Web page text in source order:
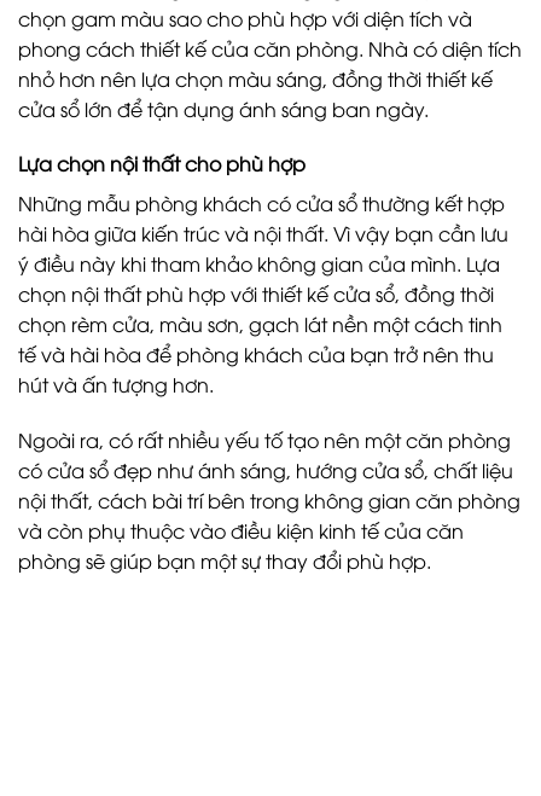
chọn gam màu sao cho phù hợp với diện tích và
phong cách thiết kế của căn phòng. Nhà có diện tích
nhỏ hơn nên lựa chọn màu sáng, đồng thời thiết kế
cửa sổ lớn để tận dụng ánh sáng ban ngày.
Lựa chọn nội thất cho phù hợp
Những mẫu phòng khách có cửa sổ thường kết hợp
hài hòa giữa kiến ​​trúc và nội thất. Vì vậy bạn cần lưu
ý điều này khi tham khảo không gian của mình. Lựa
chọn nội thất phù hợp với thiết kế cửa sổ, đồng thời
chọn rèm cửa, màu sơn, gạch lát nền một cách tinh
tế và hài hòa để phòng khách của bạn trở nên thu
hút và ấn tượng hơn.
Ngoài ra, có rất nhiều yếu tố tạo nên một căn phòng
có cửa sổ đẹp như ánh sáng, hướng cửa sổ, chất liệu
nội thất, cách bài trí bên trong không gian căn phòng
và còn phụ thuộc vào điều kiện kinh tế của căn
phòng sẽ giúp bạn một sự thay đổi phù hợp.